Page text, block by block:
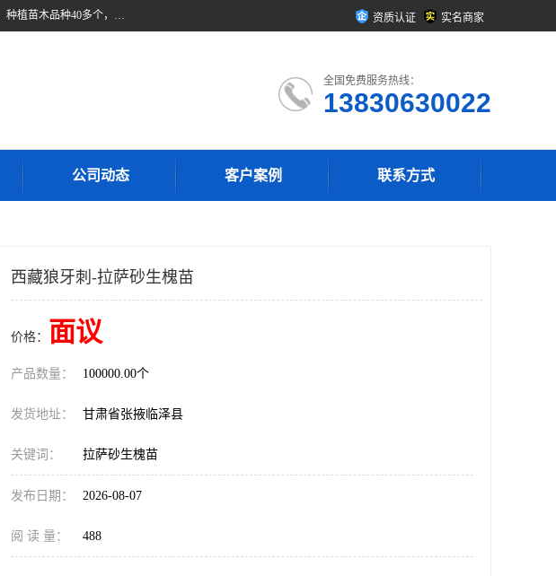
甘肃广恒源苗木农民合作社位于甘肃省临泽县，是一家从事苗木种植与销售的农民合作组织，合作社拥有苗木基地1500多亩，种植苗木品种40多个，年产各类苗木2000多万株。主营：白刺苗、红柳苗、梭梭苗等，我们以“种植一流的苗子，诚信经营”的经营理念，竭诚为每一位客户做优质的服务，欢迎来电咨询！ 资质认证 实名商家
全国免费服务热线：
13830630022
公司动态 客户案例 联系方式
西藏狼牙刺-拉萨砂生槐苗
价格： 面议
产品数量： 100000.00个
发货地址： 甘肃省张掖临泽县
关键词： 拉萨砂生槐苗
发布日期： 2026-08-07
阅 读 量： 488